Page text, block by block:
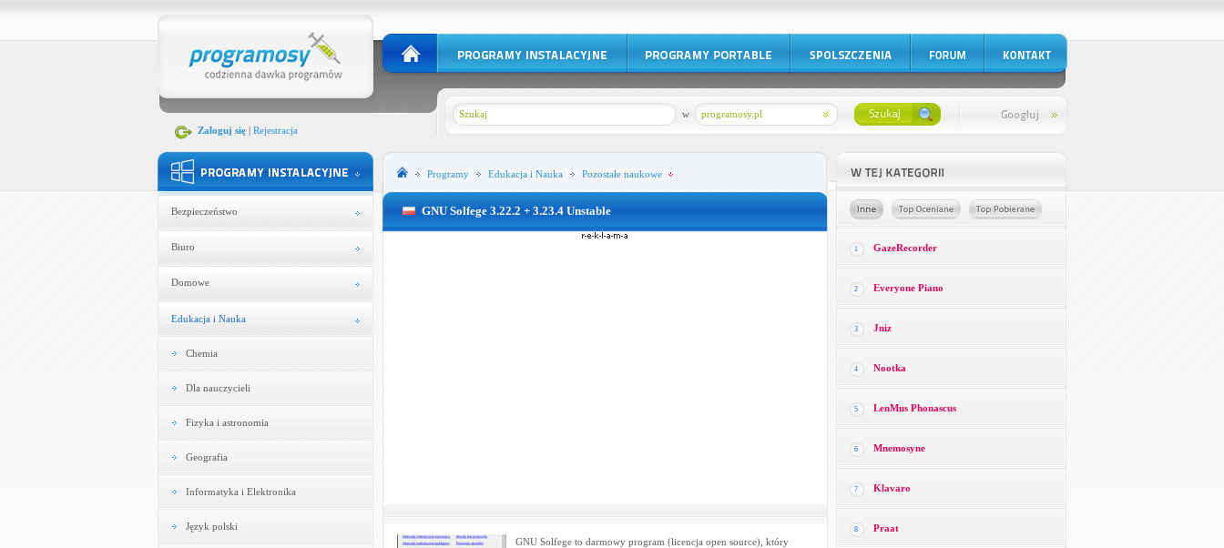
Zaloguj się| Rejestracja
programosy.pl
w
Bezpieczeństwo
Biuro
Domowe
Edukacja i Nauka
Chemia
Dla nauczycieli
Fizyka i astronomia
Geografia
Informatyka i Elektronika
Język polski
Programy Edukacja i Nauka Pozostałe naukowe
GNU Solfege 3.22.2 + 3.23.4 Unstable
GNU Solfege to darmowy program (licencja open source), który
1 GazeRecorder
2 Everyone Piano
3 Jniz
4 Nootka
5 LenMus Phonascus
6 Mnemosyne
7 Klavaro
8 Praat